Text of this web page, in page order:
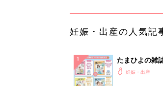
妊娠・出産の人気記
たまひよの雑
妊娠・出産